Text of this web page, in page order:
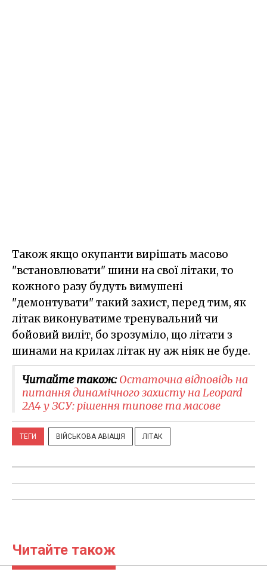
Також якщо окупанти вирішать масово
"встановлювати" шини на свої літаки, то
кожного разу будуть вимушені
"демонтувати" такий захист, перед тим, як
літак виконуватиме тренувальний чи
бойовий виліт, бо зрозуміло, що літати з
шинами на крилах літак ну аж ніяк не буде.
Читайте також:Остаточна відповідь на
питання динамічного захисту на Leopard
2A4 у ЗСУ: рішення типове та масове
ТЕГИ ВІЙСЬКОВА АВІАЦІЯ ЛІТАК
Читайте також